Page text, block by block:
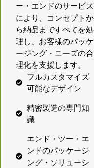
ー・エンドのサービス
により、コンセプトか
ら納品まですべてを処
理し、お客様のパッケ
ージング・ニーズの合
理化を支援します。
フルカスタマイズ
可能なデザイン
精密製造の専門知
識
エンド・ツー・エ
ンドのパッケージ
ング・ソリューシ